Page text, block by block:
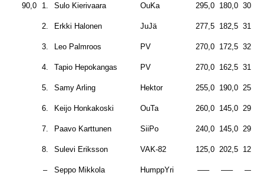
90,0 1. Sulo Kierivaara OuKa 295,0 180,0 302,5
2. Erkki Halonen JuJä 277,5 182,5 312,5
3. Leo Palmroos PV 270,0 172,5 325,0
4. Tapio Hepokangas PV 270,0 162,5 310,0
5. Samy Arling Hektor 255,0 190,0 255,0
6. Keijo Honkakoski OuTa 260,0 145,0 295,0
7. Paavo Karttunen SiiPo 240,0 145,0 295,0
8. Sulevi Eriksson VAK-82 125,0 202,5 125,0
– Seppo Mikkola HumppYri —– —– —–